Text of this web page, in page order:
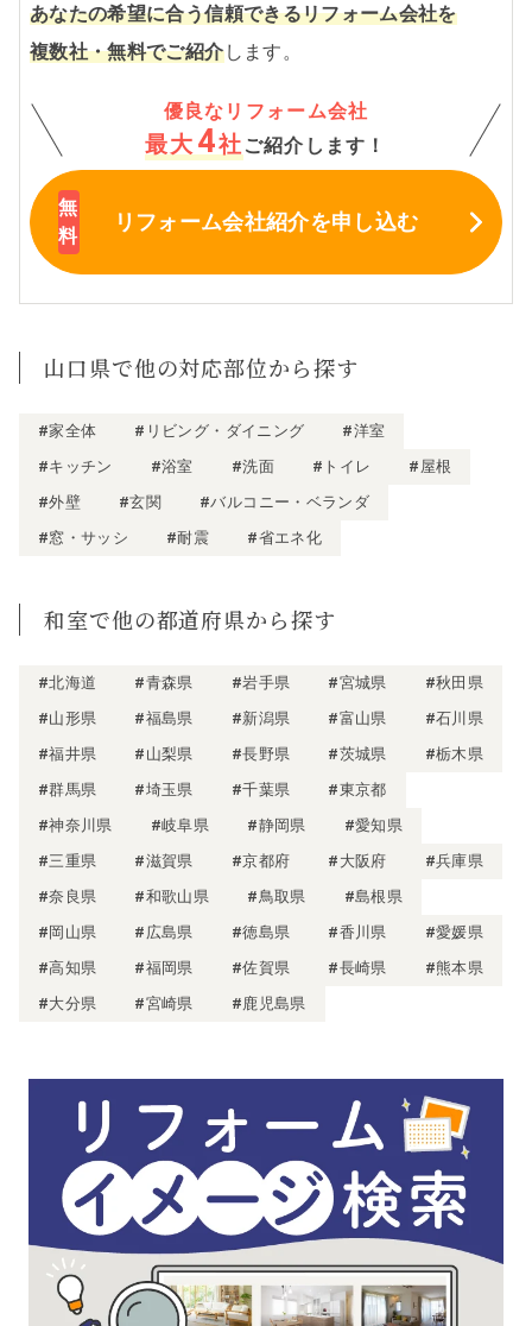
あなたの希望に合う信頼できるリフォーム会社を
複数社・無料でご紹介します。
優良なリフォーム会社
最大 4社 ご紹介します！
リフォーム会社紹介を申し込む
山口県で他の対応部位から探す
#家全体 #リビング・ダイニング
#洋室
#キッチン
#浴室 #洗面 #トイレ
#屋根
#外壁
#玄関
#バルコニー・ベランダ
#窓・サッシ
#耐震 #省エネ化
和室で他の都道府県から探す
#北海道 #青森県 #岩手県 #宮城県
#秋田県
#山形県
#福島県 #新潟県 #富山県
#石川県
#福井県
#山梨県 #長野県 #茨城県
#栃木県
#群馬県
#埼玉県 #千葉県
#東京都
#神奈川県
#岐阜県 #静岡県
#愛知県
#三重県
#滋賀県 #京都府 #大阪府
#兵庫県
#奈良県
#和歌山県 #鳥取県
#島根県
#岡山県
#広島県 #徳島県 #香川県
#愛媛県
#高知県
#福岡県 #佐賀県 #長崎県
#熊本県
#大分県
#宮崎県 #鹿児島県